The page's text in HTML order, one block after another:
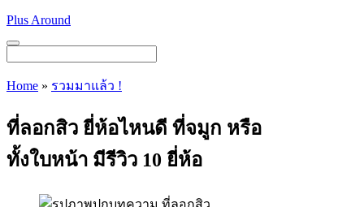
Skip
content
Plus Around
Menu
Home » รวมมาแล้ว !
ที่ลอกสิว ยี่ห้อไหนดี ที่จมูก หรือ
ทั้งใบหน้า มีรีวิว 10 ยี่ห้อ